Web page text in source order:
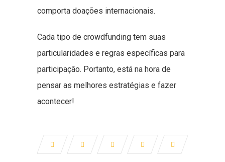
comporta doações internacionais.
Cada tipo de crowdfunding tem suas
particularidades e regras específicas para
participação. Portanto, está na hora de
pensar as melhores estratégias e fazer
acontecer!